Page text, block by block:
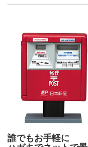
誰でもお手軽に